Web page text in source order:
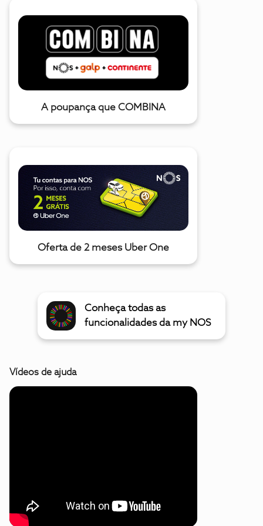
A poupança que COMBINA
Oferta de 2 meses Uber One
Conheça todas as
funcionalidades da my NOS
Vídeos de ajuda